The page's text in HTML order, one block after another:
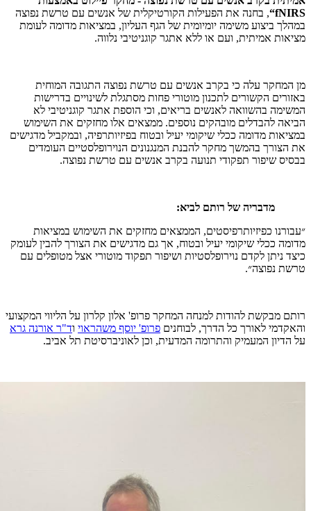
fNIRS“ , בחנה את הפעילות הקורטיקלית של אנשים עם טרשת נפוצה
במהלך ביצוע משימה יומיומית של הגף העליון, במציאות מדומה לעומת
מציאות אמיתית, ועם או ללא אתגר קוגניטיבי נלווה.
מן המחקר עלה כי בקרב אנשים עם טרשת נפוצה התגובה המוחית
באזורים הקשורים לתכנון מוטורי פחות מסתגלת לשינויים בדרישות
המשימה בהשוואה לאנשים בריאים, וכי הוספת אתגר קוגניטיבי לא
הביאה להבדלים מובהקים נוספים. ממצאים אלו מחזקים את השימוש
במציאות מדומה ככלי שיקומי יעיל ובטוח בפיזיותרפיה, ובמקביל מדגישים
את הצורך בהמשך מחקר להבנת המנגנונים הנוירופלסטיים העומדים
בבסיס שיפור תפקודי תנועה בקרב אנשים עם טרשת נפוצה.
מדבריה של רותם לביא:
״עבורנו כפיזיותרפיסטים, הממצאים מחזקים את השימוש במציאות
מדומה ככלי שיקומי יעיל ובטוח, אך גם מדגישים את הצורך להבין לעומק
כיצד ניתן לקדם נוירופלסטיות ושיפור תפקוד מוטורי אצל מטופלים עם
טרשת נפוצה״.
רותם מבקשת להודות למנחה המחקר פרופ' אלון קלרון על הליווי המקצועי
והאקדמי לאורך כל הדרך, לבוחנים פרופ' יוסף משהראוי וד"ר אורנה גרא
על הדיון המעמיק והתרומה המדעית, וכן לאוניברסיטת תל אביב.